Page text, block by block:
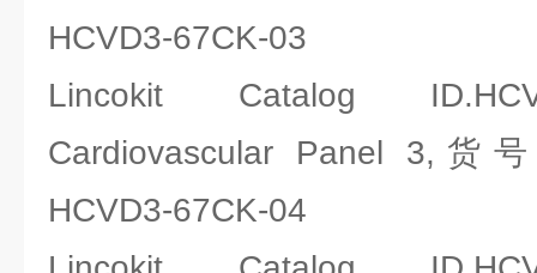
HCVD3-67CK-03
Lincokit Catalog
Cardiovascular Panel 3,货
HCVD3-67CK-04